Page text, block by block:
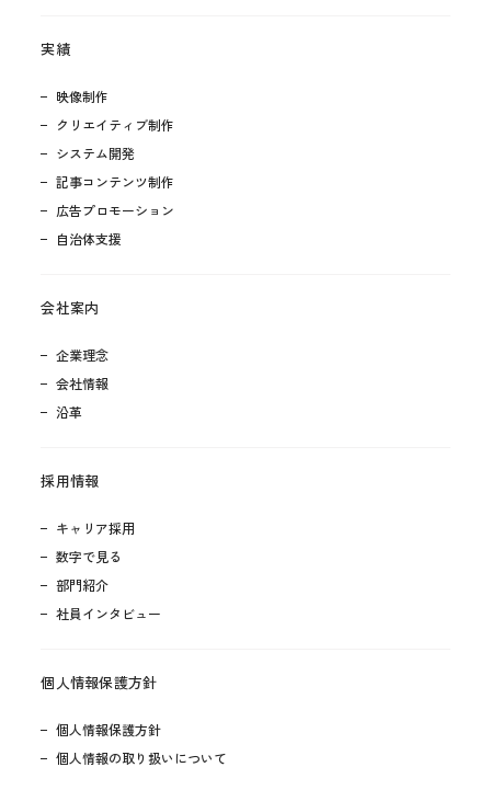
実績
映像制作
クリエイティブ制作
システム開発
記事コンテンツ制作
広告プロモーション
自治体支援
会社案内
企業理念
会社情報
沿革
採用情報
キャリア採用
数字で見る
部門紹介
社員インタビュー
個人情報保護方針
個人情報保護方針
個人情報の取り扱いについて